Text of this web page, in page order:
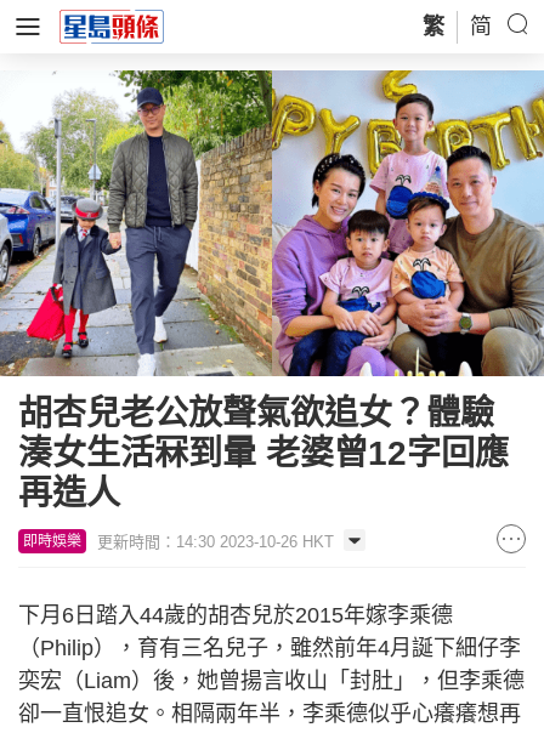
繁 简
胡杏兒老公放聲氣欲追女？體驗
湊女生活冧到暈 老婆曾12字回應
再造人
即時娛樂 更新時間：14:30 2023-10-26 HKT
下月6日踏入44歲的胡杏兒於2015年嫁李乘德
（Philip），育有三名兒子，雖然前年4月誕下細仔李
奕宏（Liam）後，她曾揚言收山「封肚」，但李乘德
卻一直恨追女。相隔兩年半，李乘德似乎心癢癢想再